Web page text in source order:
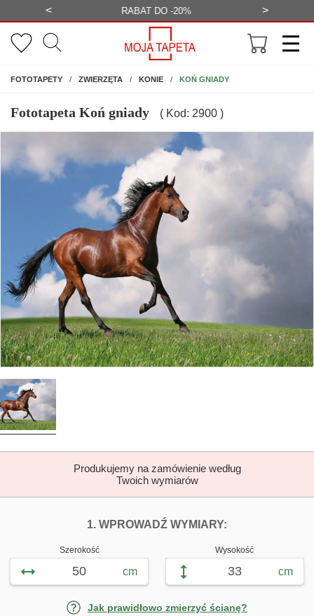
< BEZPŁATNA WIZUALIZACJA >
FOTOTAPETYNA ŚCIANĘ
ZWIERZĘTA KONIE KOŃ GNIADY
Fototapeta Koń gniady ( Kod: 2900 )
Produkujemy na zamówienie według
Twoich wymiarów
1. WPROWADŹ WYMIARY:
Szerokość
cm
Wysokość
cm
Jak prawidłowo zmierzyć ścianę?